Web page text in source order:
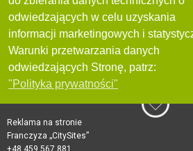
odwiedzających w celu uzyskania
informacji marketingowych i
Warunki przetwarzania danych
odwiedzających Stronę, patrz:
"Polityka prywatności"
Reklama na stronie
Franczyza „CitySites”
+48 459 567 881